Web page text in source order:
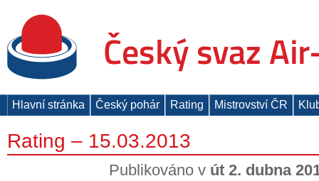
Hlavní stránka Český pohár Rating Mistrovství ČR
Rating – 15.03.2013
Publikováno v út 2. dubna